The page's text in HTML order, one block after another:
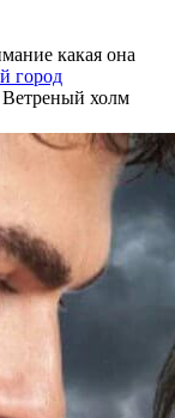
какая она
город
Ветреный холм